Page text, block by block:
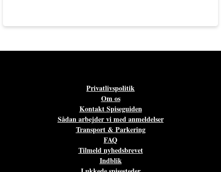
Privatlivspolitik
Om os
Kontakt Spiseguiden
Sådan arbejder vi med anmeldelser
Transport & Parkering
FAQ
Tilmeld nyhedsbrevet
Indblik